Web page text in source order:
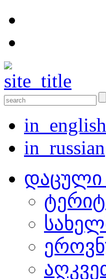
in_english
in_russian
დაცული